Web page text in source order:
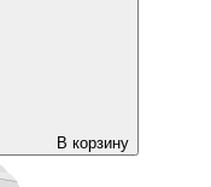
В корзину